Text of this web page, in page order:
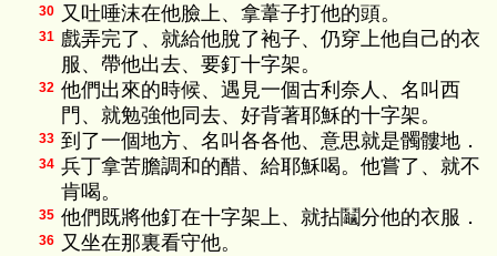
30 又吐唾沫在他臉上、拿葦子打他的頭。
31 戲弄完了、就給他脫了袍子、仍穿上他自己的衣
服、帶他出去、要釘十字架。
32 他們出來的時候、遇見一個古利奈人、名叫西
門、就勉強他同去、好背著耶穌的十字架。
33 到了一個地方、名叫各各他、意思就是髑髏地．
34 兵丁拿苦膽調和的醋、給耶穌喝。他嘗了、就不
肯喝。
35 他們既將他釘在十字架上、就拈鬮分他的衣服．
36 又坐在那裏看守他。